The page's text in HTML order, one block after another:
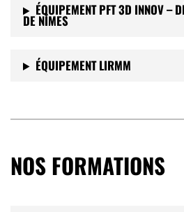
ÉQUIPEMENT PFT 3D INNOV –
DE NÎMES
ÉQUIPEMENT LIRMM
NOS FORMATIONS